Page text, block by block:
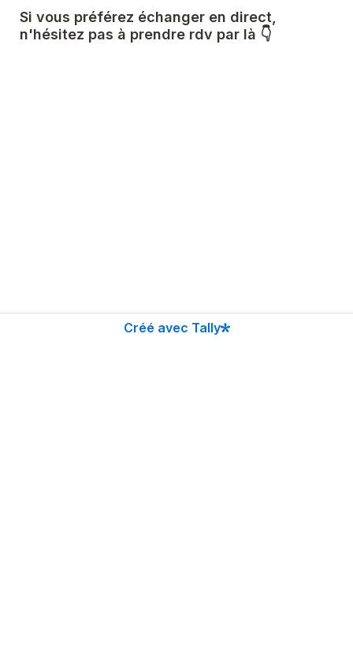
Si vous préférez échanger en direct,
n'hésitez pas à prendre rdv par là 👇
Comment m'avez-vous trouvé?
Créé avec Tally